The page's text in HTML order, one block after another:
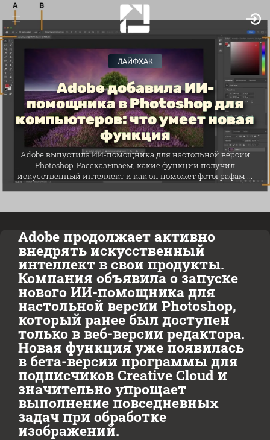
ЛАЙФХАК
Adobe добавила ИИ-
помощника в Photoshop для
компьютеров: что умеет новая
функция
Adobe выпустила ИИ-помощника для настольной версии
Photoshop. Рассказываем, какие функции получил
искусственный интеллект и как он поможет фотографам ...
Adobe продолжает активно
внедрять искусственный
интеллект в свои продукты.
Компания объявила о запуске
нового ИИ-помощника для
настольной версии Photoshop,
который ранее был доступен
только в веб-версии редактора.
Новая функция уже появилась
в бета-версии программы для
подписчиков Creative Cloud и
значительно упрощает
выполнение повседневных
задач при обработке
изображений.